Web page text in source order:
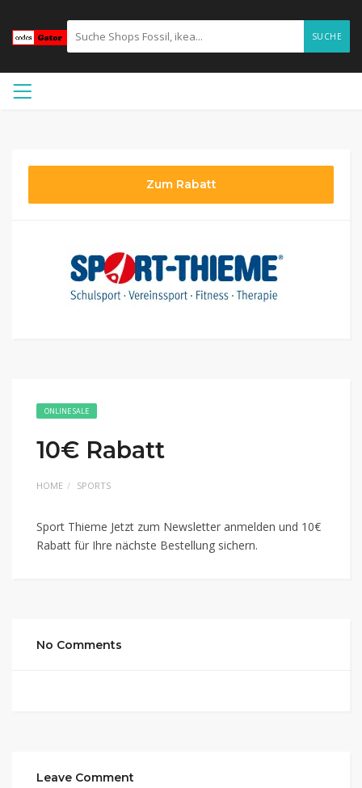
SUCHE
Zum Rabatt
ONLINE SALE
10€ Rabatt
HOME SPORTS
Sport Thieme Jetzt zum Newsletter anmelden und 10€
Rabatt für Ihre nächste Bestellung sichern.
No Comments
Leave Comment